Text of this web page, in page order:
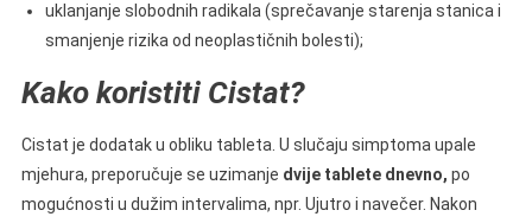
uklanjanje slobodnih radikala (sprečavanje starenja stanica i
smanjenje rizika od neoplastičnih bolesti);
Kako koristiti Cistat?
Cistat je dodatak u obliku tableta. U slučaju simptoma upale
mjehura, preporučuje se uzimanje dvije tablete dnevno, po
mogućnosti u dužim intervalima, npr. Ujutro i navečer. Nakon